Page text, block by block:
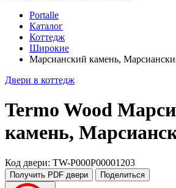
Portalle
Каталог
Коттедж
Широкие
Марсианский камень,
Двери в коттедж
Termo Wood
камень,
Код двери: TW-P000P00001203
Получить PDF двери Поделиться